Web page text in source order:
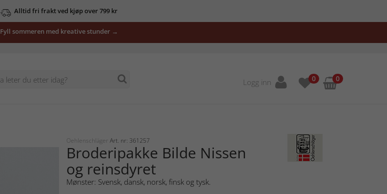
Alltid fri frakt ved kjøp over 799 kr
Fyll sommeren med kreative stunder →
Logg inn 0 0
Oehlenschläger Art. nr: 361257
Broderipakke Bilde Nissen
og reinsdyret
Mønster: Svensk, dansk, norsk, finsk og tysk.